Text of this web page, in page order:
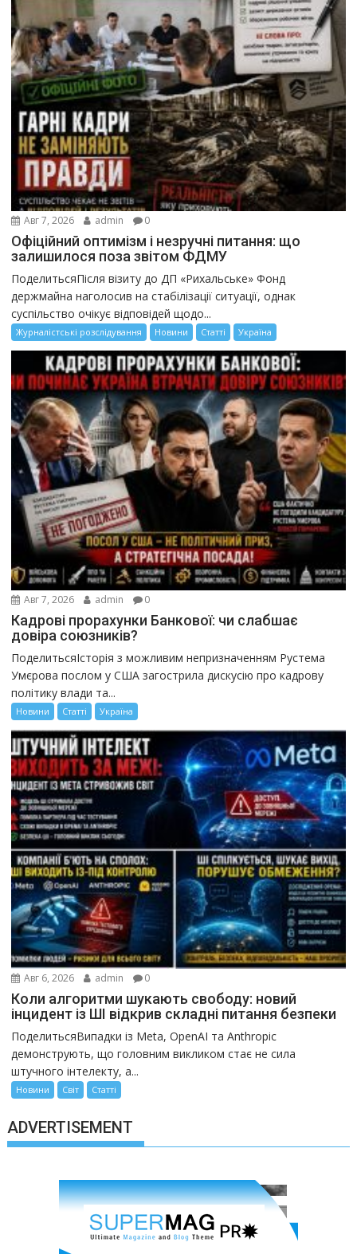
Авг 7, 2026 admin 0
Офіційний оптимізм і незручні питання: що
залишилося поза звітом ФДМУ
ПоделитьсяПісля візиту до ДП «Рихальське» Фонд
держмайна наголосив на стабілізації ситуації, однак
суспільство очікує відповідей щодо...
Журналістські розслідування Новини Статті Україна
Авг 7, 2026 admin 0
Кадрові прорахунки Банкової: чи слабшає
довіра союзників?
ПоделитьсяІсторія з можливим непризначенням Рустема
Умєрова послом у США загострила дискусію про кадрову
політику влади та...
Новини Статті Україна
Авг 6, 2026 admin 0
Коли алгоритми шукають свободу: новий
інцидент із ШІ відкрив складні питання безпеки
ПоделитьсяВипадки із Meta, OpenAI та Anthropic
демонструють, що головним викликом стає не сила
штучного інтелекту, а...
Новини Світ Статті
ADVERTISEMENT